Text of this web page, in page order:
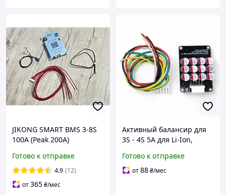
JIKONG SMART BMS 3-8S
100A (Peak 200A)
(JK-B1A8S10P)
Готово к отправке
4.9 (12)
от365₴/мес
Активный балансир для
3S - 4S 5А для Li-Ion,
Готово к отправке
от88₴/мес